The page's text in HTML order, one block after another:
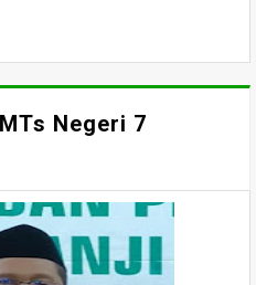
Negeri 7